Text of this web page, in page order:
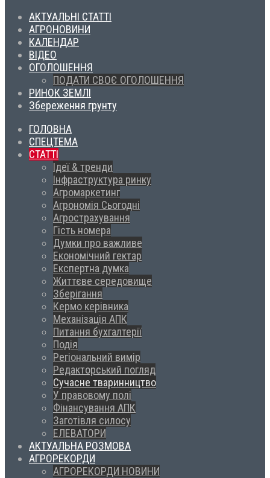
АКТУАЛЬНІ СТАТТІ
АГРОНОВИНИ
КАЛЕНДАР
ВІДЕО
ОГОЛОШЕННЯ
ПОДАТИ СВОЄ ОГОЛОШЕННЯ
РИНОК ЗЕМЛІ
Збереження грунту
ГОЛОВНА
СПЕЦТЕМА
СТАТТІ
Ідеї & тренди
Інфраструктура ринку
Агромаркетинг
Агрономія Сьогодні
Агрострахування
Гість номера
Думки про важливе
Економічний гектар
Експертна думка
Життєве середовище
Зберігання
Кермо керівника
Механізація АПК
Питання бухгалтерії
Подія
Регіональний вимір
Редакторський погляд
Сучасне тваринництво
У правовому полі
Фінансування АПК
Заготівля силосу
ЕЛЕВАТОРИ
АКТУАЛЬНА РОЗМОВА
АГРОРЕКОРДИ
АГРОРЕКОРДИ НОВИНИ